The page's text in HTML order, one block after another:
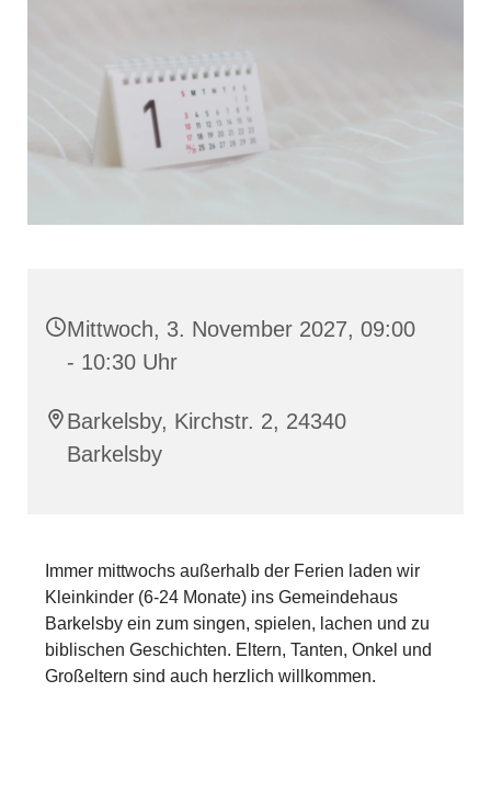
Mittwoch, 3. November 2027, 09:00
- 10:30 Uhr
Barkelsby, Kirchstr. 2, 24340
Barkelsby
Immer mittwochs außerhalb der Ferien laden wir
Kleinkinder (6-24 Monate) ins Gemeindehaus
Barkelsby ein zum singen, spielen, lachen und zu
biblischen Geschichten. Eltern, Tanten, Onkel und
Großeltern sind auch herzlich willkommen.